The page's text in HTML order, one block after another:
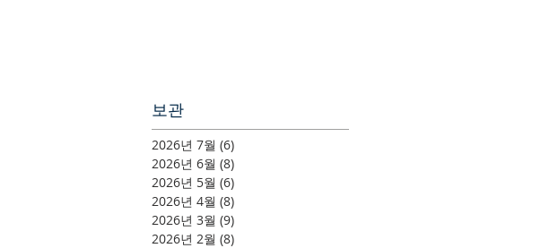
보관
2026년 7월 (6)
2026년 6월 (8)
2026년 5월 (6)
2026년 4월 (8)
2026년 3월 (9)
2026년 2월 (8)